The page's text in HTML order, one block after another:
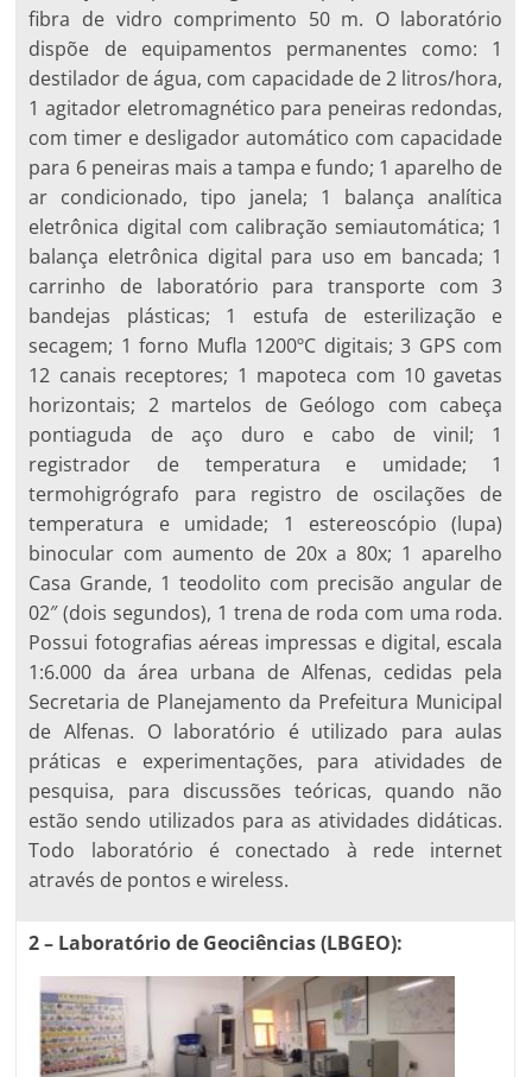
fibra de vidro comprimento 50 m. O laboratório
dispõe de equipamentos permanentes como: 1
destilador de água, com capacidade de 2 litros/hora,
1 agitador eletromagnético para peneiras redondas,
com timer e desligador automático com capacidade
para 6 peneiras mais a tampa e fundo; 1 aparelho de
ar condicionado, tipo janela; 1 balança analítica
eletrônica digital com calibração semiautomática; 1
balança eletrônica digital para uso em bancada; 1
carrinho de laboratório para transporte com 3
bandejas plásticas; 1 estufa de esterilização e
secagem; 1 forno Mufla 1200ºC digitais; 3 GPS com
12 canais receptores; 1 mapoteca com 10 gavetas
horizontais; 2 martelos de Geólogo com cabeça
pontiaguda de aço duro e cabo de vinil; 1
registrador de temperatura e umidade; 1
termohigrógrafo para registro de oscilações de
temperatura e umidade; 1 estereoscópio (lupa)
binocular com aumento de 20x a 80x; 1 aparelho
Casa Grande, 1 teodolito com precisão angular de
02″ (dois segundos), 1 trena de roda com uma roda.
Possui fotografias aéreas impressas e digital, escala
1:6.000 da área urbana de Alfenas, cedidas pela
Secretaria de Planejamento da Prefeitura Municipal
de Alfenas. O laboratório é utilizado para aulas
práticas e experimentações, para atividades de
pesquisa, para discussões teóricas, quando não
estão sendo utilizados para as atividades didáticas.
Todo laboratório é conectado à rede internet
através de pontos e wireless.
2 – Laboratório de Geociências (LBGEO):